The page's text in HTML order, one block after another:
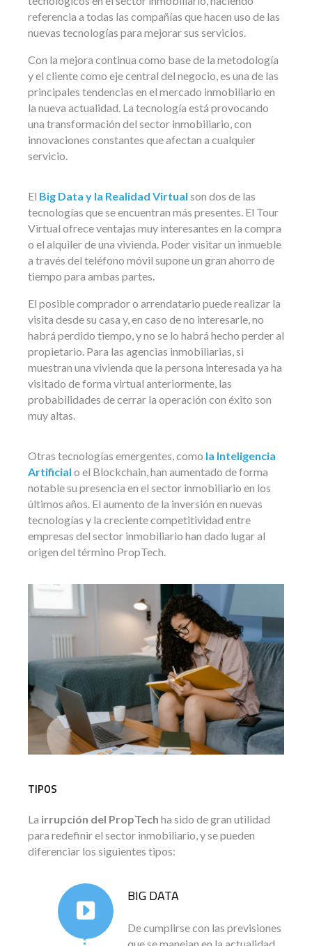
referencia a todas las compañías que hacen uso de las
nuevas tecnologías para mejorar sus servicios.
Con la mejora continua como base de la metodología
y el cliente como eje central del negocio, es una de las
principales tendencias en el mercado inmobiliario en
la nueva actualidad. La tecnología está provocando
una transformación del sector inmobiliario, con
innovaciones constantes que afectan a cualquier
servicio.
El Big Data y la Realidad Virtual son dos de las
tecnologías que se encuentran más presentes. El Tour
Virtual ofrece ventajas muy interesantes en la compra
o el alquiler de una vivienda. Poder visitar un inmueble
a través del teléfono móvil supone un gran ahorro de
tiempo para ambas partes.
El posible comprador o arrendatario puede realizar la
visita desde su casa y, en caso de no interesarle, no
habrá perdido tiempo, y no se lo habrá hecho perder al
propietario. Para las agencias inmobiliarias, si
muestran una vivienda que la persona interesada ya ha
visitado de forma virtual anteriormente, las
probabilidades de cerrar la operación con éxito son
muy altas.
Otras tecnologías emergentes, como la Inteligencia
Artificial o el Blockchain, han aumentado de forma
notable su presencia en el sector inmobiliario en los
últimos años. El aumento de la inversión en nuevas
tecnologías y la creciente competitividad entre
empresas del sector inmobiliario han dado lugar al
origen del término PropTech.
TIPOS
La irrupción del PropTech ha sido de gran utilidad
para redefinir el sector inmobiliario, y se pueden
diferenciar los siguientes tipos:
BIG DATA
De cumplirse con las previsiones